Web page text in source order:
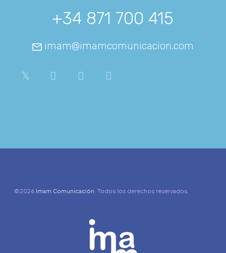
+34 871 700 415
imam@imamcomunicacion.com
©2026 Imam Comunicación. Todos los derechos reservados.